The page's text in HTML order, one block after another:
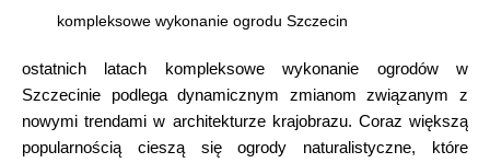
kompleksowe wykonanie ogrodu Szczecin
ostatnich latach kompleksowe wykonanie ogrodów w
Szczecinie podlega dynamicznym zmianom związanym z
nowymi trendami w architekturze krajobrazu. Coraz większą
popularnością cieszą się ogrody naturalistyczne, które